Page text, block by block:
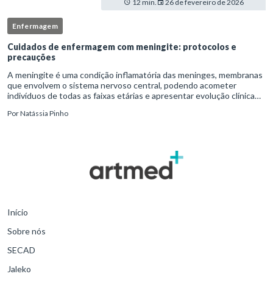
12 min. 26 de fevereiro de 2026
Enfermagem
Cuidados de enfermagem com meningite: protocolos e
precauções
A meningite é uma condição inflamatória das meninges, membranas
que envolvem o sistema nervoso central, podendo acometer
indivíduos de todas as faixas etárias e apresentar evolução clínica
PorNatássia Pinho
Início
Sobre nós
SECAD
Jaleko